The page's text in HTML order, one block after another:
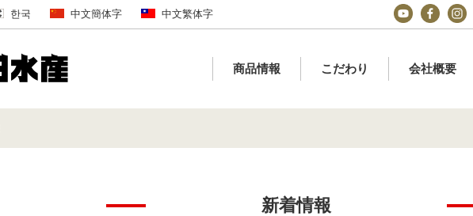
한국 中文簡体字 中文繁体字
商品情報 こだわり 会社概要
新着情報